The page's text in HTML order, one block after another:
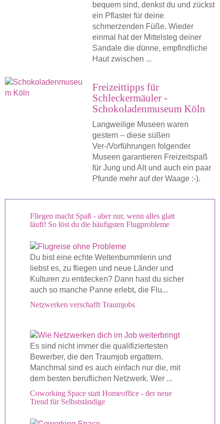
bequem sind, denkst du und zückst
ein Pflaster für deine
schmerzenden Füße. Wieder
einmal hat der Mittelsteg deiner
Sandale die dünne, empfindliche
Haut zwischen ...
Freizeittipps für
Schleckermäuler -
Schokoladenmuseum Köln
Langweilige Museen waren
gestern – diese süßen
Ver-/Vorführungen folgender
Museen garantieren Freizeitspaß
für Jung und Alt und auch ein paar
Pfunde mehr auf der Waage :-).
Fliegen macht Spaß - aber nur, wenn alles glatt
läuft! So löst du die häufigsten Flugprobleme
Du bist eine echte Weltenbummlerin und
liebst es, zu fliegen und neue Länder und
Kulturen zu entdecken? Dann hast du sicher
auch so manche Panne erlebt, die Flu...
Netzwerken verschafft Traumjobs
Es sind nicht immer die qualifiziertesten
Bewerber, die den Traumjob ergattern.
Manchmal sind es auch einfach nur die, mit
dem besten beruflichen Netzwerk. Wer ...
Coworking Space statt Homeoffice - der neue
Trend für Selbstständige